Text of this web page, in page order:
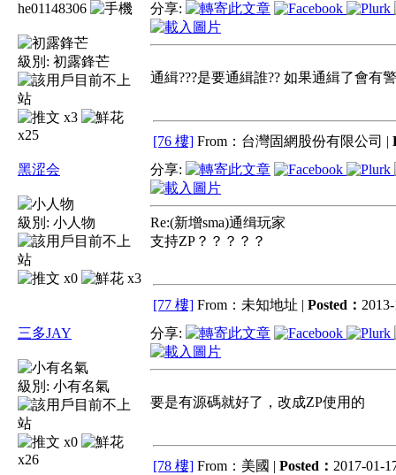
he01148306
級別: 初露鋒芒
x3
x25
分享:
通緝???是要通緝誰?? 如果通緝了會有
[76 樓] From：台灣固網股份有限公司 |
黑涩会
級別: 小人物
x0 x3
分享:
Re:(新增sma)通缉玩家
支持ZP？？？？？
[77 樓] From：未知地址 | Posted：
三多JAY
級別: 小有名氣
x0
x26
分享:
要是有源碼就好了，改成ZP使用的
[78 樓] From：美國 | Posted： 2017-01-